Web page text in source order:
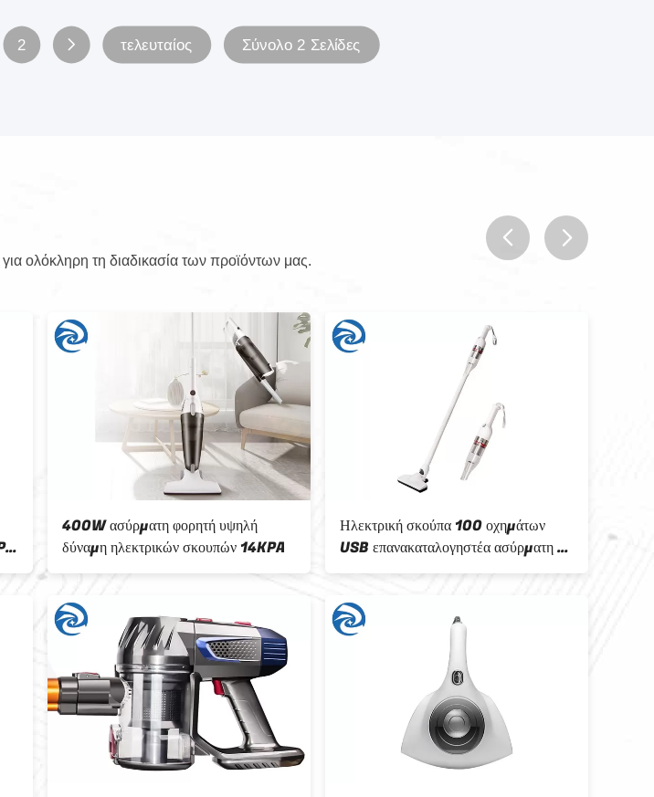
2 τελευταίος Σύνολο 2 Σελίδες
ολόκληρη τη διαδικασία των προϊόντων μας.
400W ασύρματη φορητή υψηλή
δύναμη ηλεκτρικών σκουπών 14KPA
Ηλεκτρική σκούπα 100 οχημάτων
USB επανακαταλογηστέα ασύρματη σε
240V